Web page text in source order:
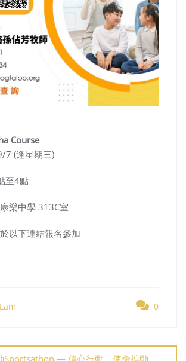
Course
7 (逢星期三)
至4點
樂中學 313C室
以下連結報名參加
0